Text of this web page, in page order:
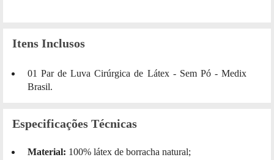
Itens Inclusos
01 Par de Luva Cirúrgica de Látex - Sem Pó - Medix
Brasil.
Especificações Técnicas
Material: 100% látex de borracha natural;